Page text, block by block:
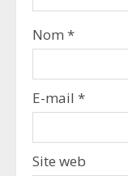
Nom *
E-mail *
Site web